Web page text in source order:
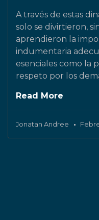
A través de estas
solo se divirtieron,
aprendieron la
indumentaria
esenciales como la
respeto por los
Read More
Jonatan Andree